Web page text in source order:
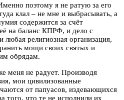
поэтому я не ратую за его
клал – не мне и выбрасывать, а
содержится за счёт
на баланс КПРФ, и дело с
религиозная организация,
мощи своих святых и
обрядам.
меня не радует. Производя
мои цивилизованные
от папуасов, издевающихся
того, что те не исполнили их